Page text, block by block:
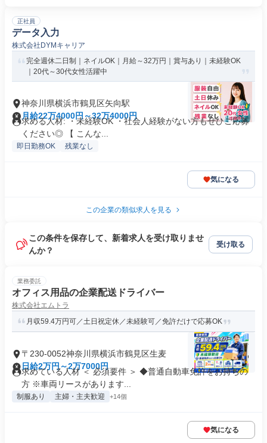
正社員
データ入力
株式会社DYMキャリア
完全週休二日制｜ネイルOK｜月給～32万円｜賞与あり｜未経験OK
｜20代～30代女性活躍中
神奈川県横浜市鶴見区矢向駅
月給22万4000円～32万4000円
求める人材: ・未経験OK ・社会人経験がない方もぜひご応募
ください◎ 【 こんな...
即日勤務OK 残業なし
気になる
この企業の類似求人を見る
この条件を保存して、新着求人を受け取りませ
んか？
受け取る
業務委託
オフィス用品の企業配送ドライバー
株式会社エムトラ
月収59.4万円可／土日祝定休／未経験可／免許だけで応募OK
〒230-0052神奈川県横浜市鶴見区生麦
日給2万円～2万7000円
求めている人材 ＜ 必須要件 ＞ ◆普通自動車免許をお持ちの
方 ※車両リースがあります...
制服あり 主婦・主夫歓迎 +14個
気になる